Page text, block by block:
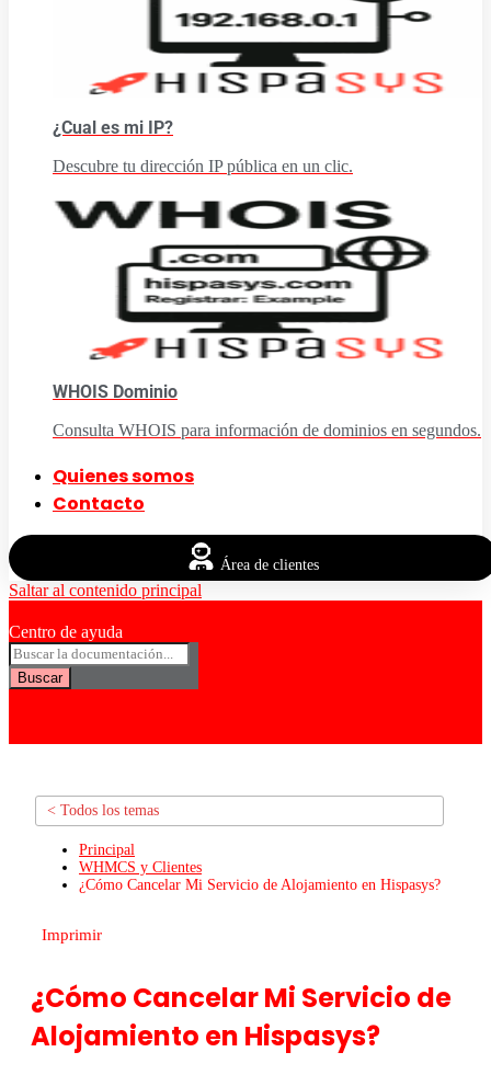
¿Cual es mi IP?
Descubre tu dirección IP pública en un clic.
WHOIS Dominio
Consulta WHOIS para información de dominios en segundos.
Quienes somos
Contacto
Área de clientes
Saltar al contenido principal
Centro de ayuda
Buscar
< Todos los temas
Principal
WHMCS y Clientes
¿Cómo Cancelar Mi Servicio de Alojamiento en Hispasys?
Imprimir
¿Cómo Cancelar Mi Servicio de
Alojamiento en Hispasys?